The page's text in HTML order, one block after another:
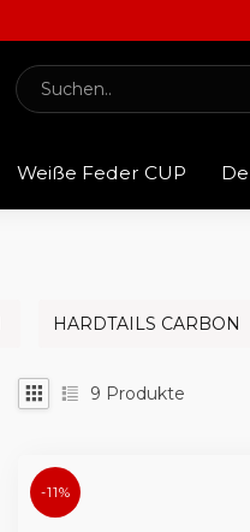
Weiße Feder CUP
HARDTAILS CARBON
9 Produkte
-11%